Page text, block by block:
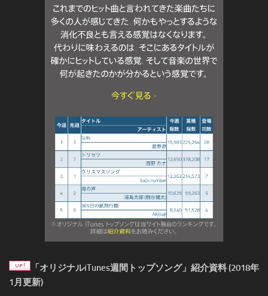
「オリジナルiTunes週間トップソング」紹介資料 (2018年
1月更新)